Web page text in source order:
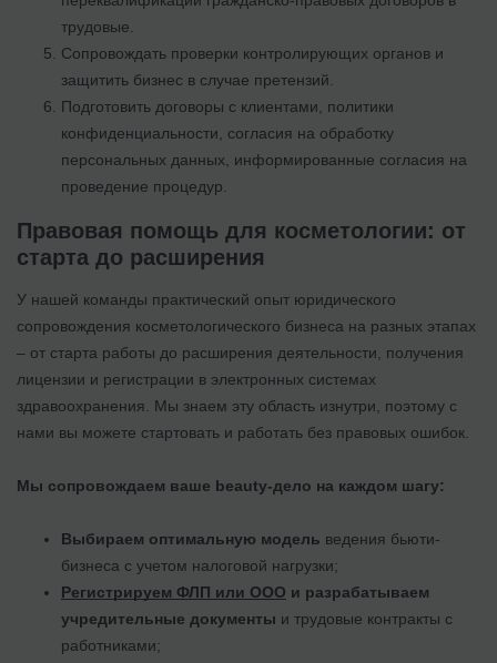
трудовые.
Сопровождать проверки контролирующих органов и
защитить бизнес в случае претензий.
Подготовить договоры с клиентами, политики
конфиденциальности, согласия на обработку
персональных данных, информированные согласия на
проведение процедур.
Правовая помощь для косметологии: от
старта до расширения
У нашей команды практический опыт юридического
сопровождения косметологического бизнеса на разных этапах
– от старта работы до расширения деятельности, получения
лицензии и регистрации в электронных системах
здравоохранения. Мы знаем эту область изнутри, поэтому с
нами вы можете стартовать и работать без правовых ошибок.
Мы сопровождаем ваше beauty-дело на каждом шагу:
Выбираем оптимальную модель ведения бьюти-
бизнеса с учетом налоговой нагрузки;
Регистрируем ФЛП или ООО и разрабатываем
учредительные документы и трудовые контракты с
работниками;